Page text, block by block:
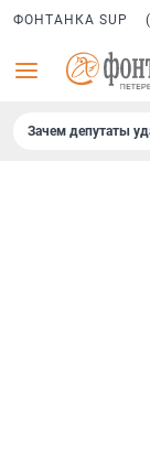
ФОНТАНКА SUP
Зачем депутаты